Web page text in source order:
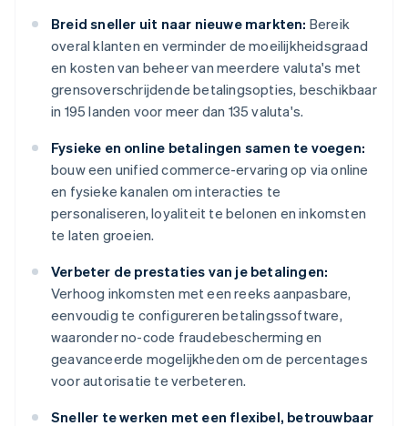
Breid sneller uit naar nieuwe markten: Bereik
overal klanten en verminder de moeilijkheidsgraad
en kosten van beheer van meerdere valuta's met
grensoverschrijdende betalingsopties, beschikbaar
in 195 landen voor meer dan 135 valuta's.
Fysieke en online betalingen samen te voegen:
bouw een unified commerce-ervaring op via online
en fysieke kanalen om interacties te
personaliseren, loyaliteit te belonen en inkomsten
te laten groeien.
Verbeter de prestaties van je betalingen:
Verhoog inkomsten met een reeks aanpasbare,
eenvoudig te configureren betalingssoftware,
waaronder no-code fraudebescherming en
geavanceerde mogelijkheden om de percentages
voor autorisatie te verbeteren.
Sneller te werken met een flexibel, betrouwbaar